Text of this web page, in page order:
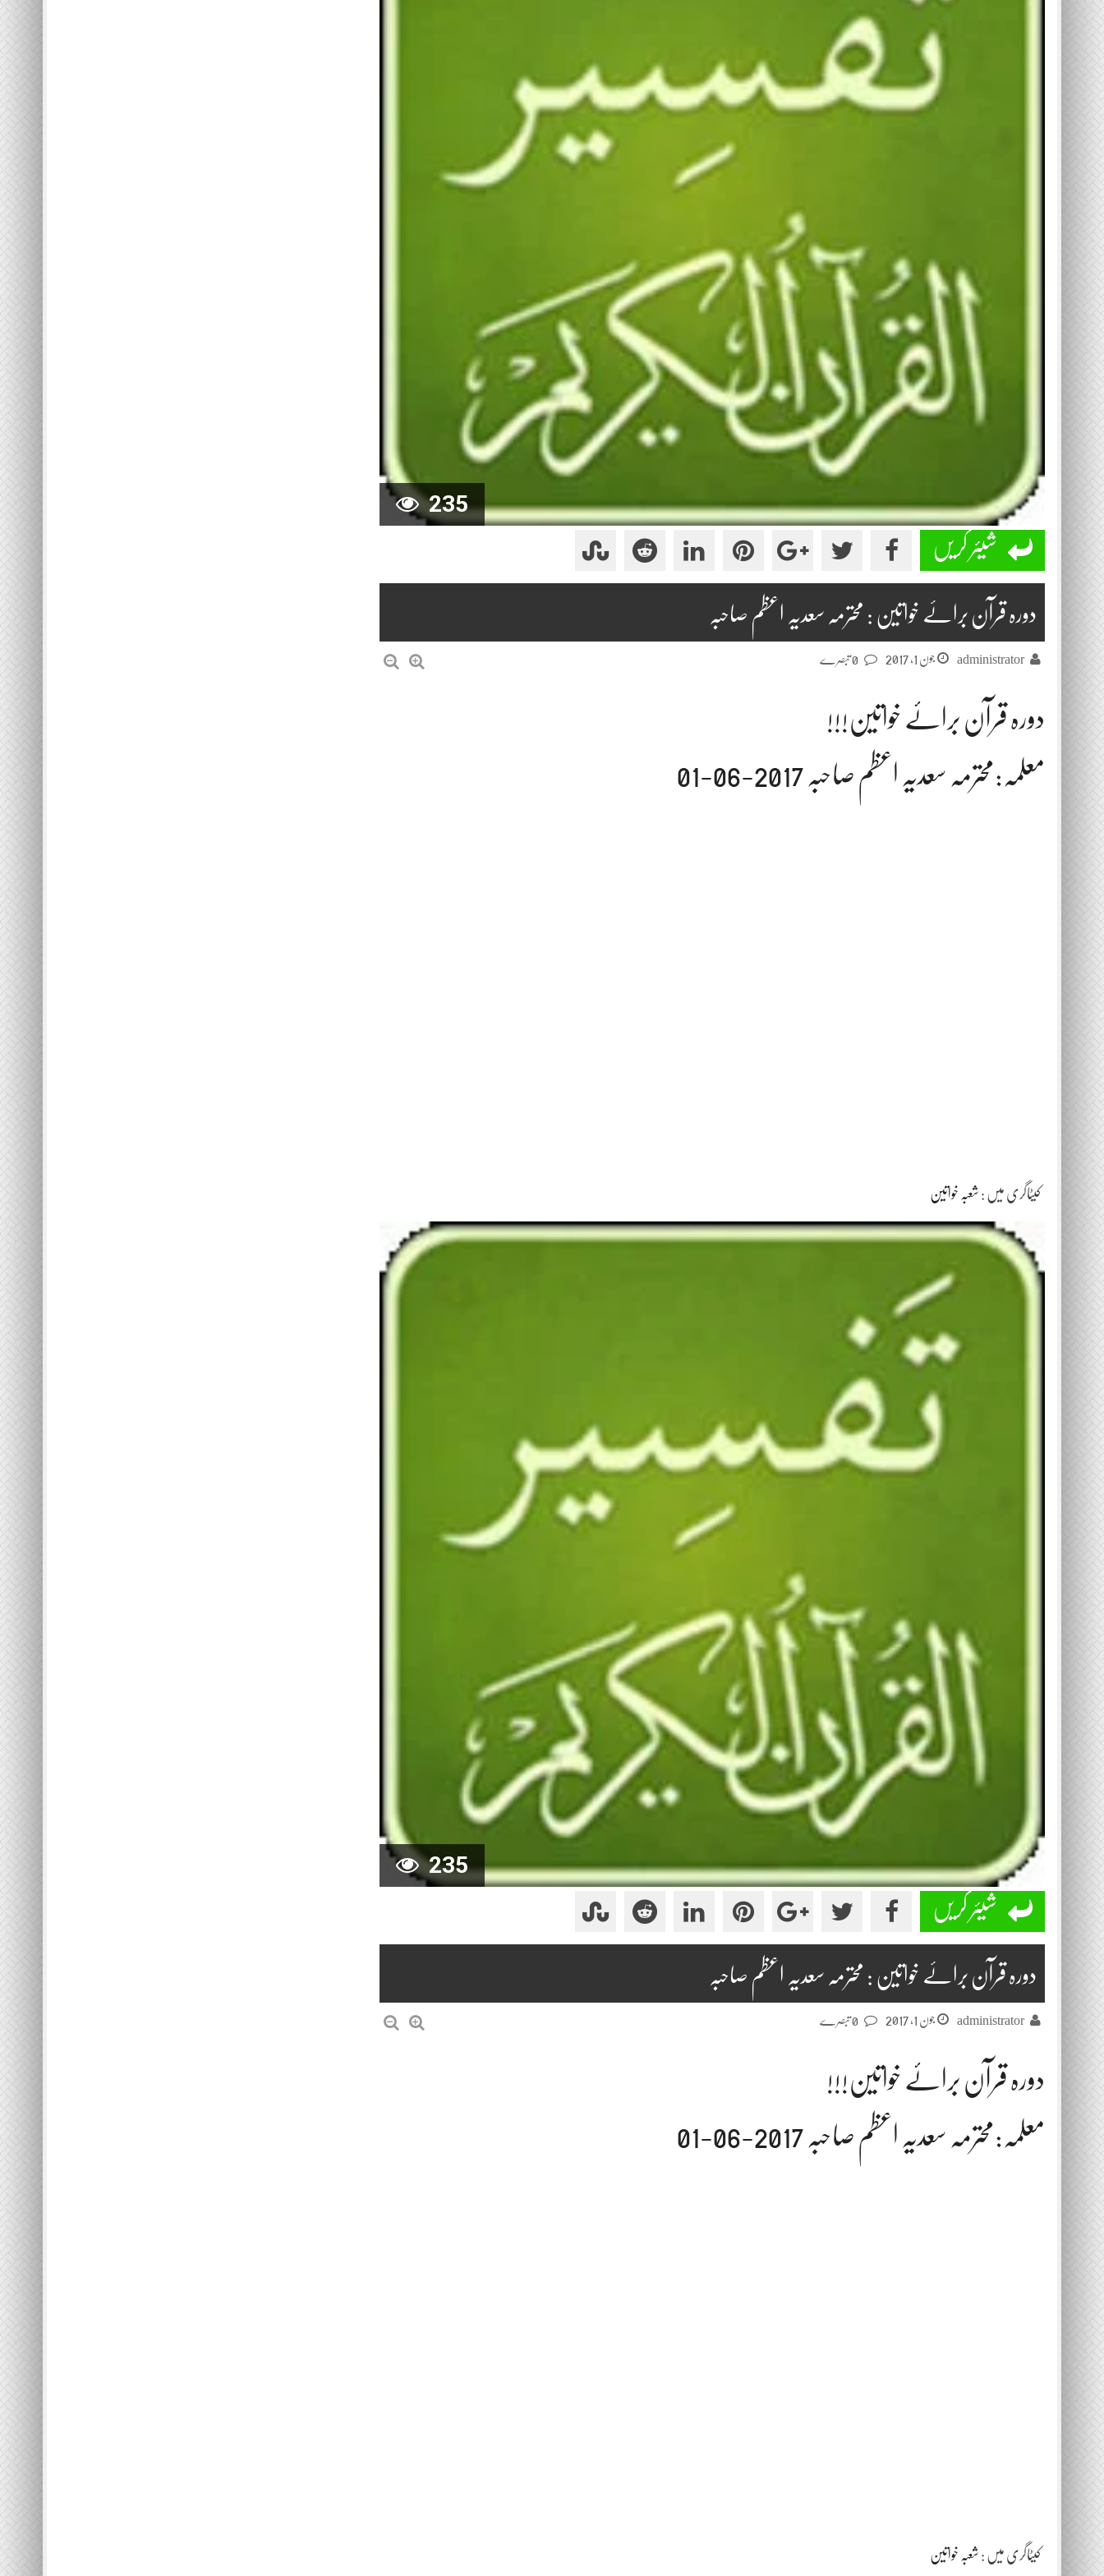
235
شیئر کریں
دورہ قرآن برائے خواتین : محترمہ سعدیہ اعظم صاحبہ
administrator جون 1, 2017
دورہ قرآن برائے خواتین!!!
معلمہ:محترمہ سعدیہ اعظم صاحبہ 2017-06-01
کیٹاگری میں : شعبہ خواتین
235
شیئر کریں
دورہ قرآن برائے خواتین : محترمہ سعدیہ اعظم صاحبہ
administrator جون 1, 2017
دورہ قرآن برائے خواتین!!!
معلمہ:محترمہ سعدیہ اعظم صاحبہ 2017-06-01
کیٹاگری میں : شعبہ خواتین